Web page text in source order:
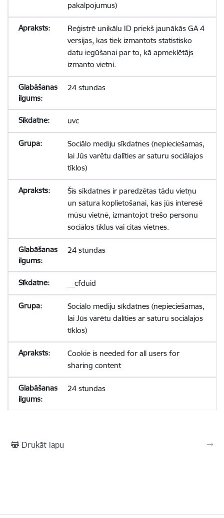
pakalpojumus)
Reģistrē unikālu ID priekš jaunākās GA 4
versijas, kas tiek izmantots statistisko
datu iegūšanai par to, kā apmeklētājs
izmanto vietni.
24 stundas
uvc
Sociālo mediju sīkdatnes (nepieciešamas,
lai Jūs varētu dalīties ar saturu sociālajos
tīklos)
Šīs sīkdatnes ir paredzētas tādu vietņu
un satura koplietošanai, kas jūs interesē
mūsu vietnē, izmantojot trešo personu
sociālos tīklus vai citas vietnes.
24 stundas
__cfduid
Sociālo mediju sīkdatnes (nepieciešamas,
lai Jūs varētu dalīties ar saturu sociālajos
tīklos)
Cookie is needed for all users for
sharing content
24 stundas
Drukāt lapu